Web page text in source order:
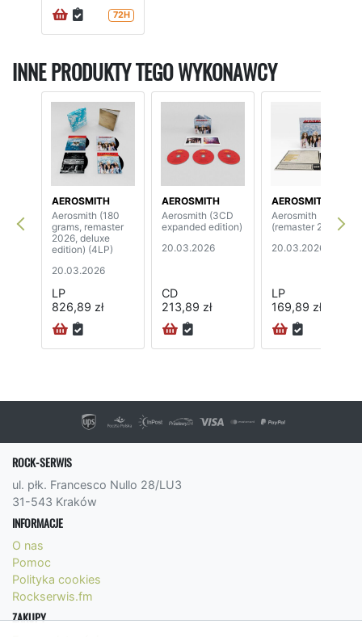
72H
INNE PRODUKTY TEGO WYKONAWCY
AEROSMITH
Aerosmith (180
grams, remaster
2026, deluxe
edition) (4LP)
20.03.2026
LP
826,89 zł
AEROSMITH
Aerosmith (3CD
expanded edition)
20.03.2026
CD
213,89 zł
AEROSMITH
Aerosmith
(remaster 2026)
20.03.2026
LP
169,89 zł
ROCK-SERWIS
ul. płk. Francesco Nullo 28/LU3
31-543 Kraków
INFORMACJE
O nas
Pomoc
Polityka cookies
Rockserwis.fm
ZAKUPY